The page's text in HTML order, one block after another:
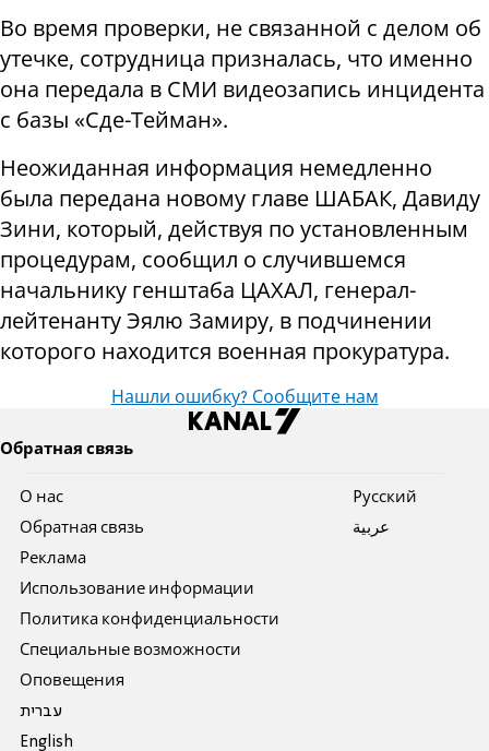
Во время проверки, не связанной с делом об
утечке, сотрудница призналась, что именно
она передала в СМИ видеозапись инцидента
с базы «Сде-Тейман».
Неожиданная информация немедленно
была передана новому главе ШАБАК, Давиду
Зини, который, действуя по установленным
процедурам, сообщил о случившемся
начальнику генштаба ЦАХАЛ, генерал-
лейтенанту Эялю Замиру, в подчинении
которого находится военная прокуратура.
Нашли ошибку? Сообщите нам
Обратная связь
О нас
Обратная связь
Реклама
Использование информации
Политика конфиденциальности
Специальные возможности
Оповещения
עברית
English
Pусский
عربية